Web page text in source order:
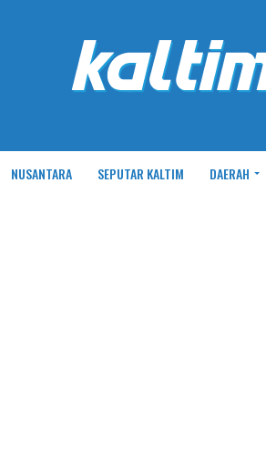
NUSANTARA SEPUTAR KALTIM DAERAH